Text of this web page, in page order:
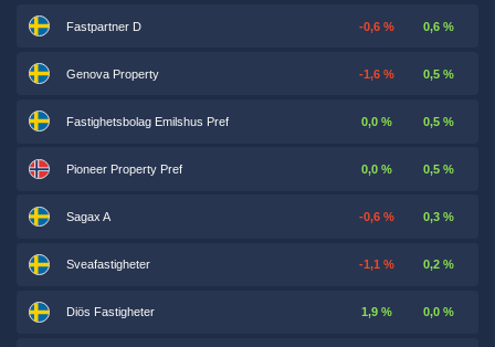
Fastpartner D -0,6 % 0,6 %
Genova Property -1,6 % 0,5 %
Fastighetsbolag Emilshus Pref 0,0 % 0,5 %
Pioneer Property Pref 0,0 % 0,5 %
Sagax A -0,6 % 0,3 %
Sveafastigheter -1,1 % 0,2 %
Diös Fastigheter 1,9 % 0,0 %